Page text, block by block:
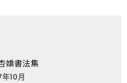
嬌書法集
10月